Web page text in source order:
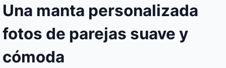
Una manta personalizada
fotos de parejas suave y
cómoda